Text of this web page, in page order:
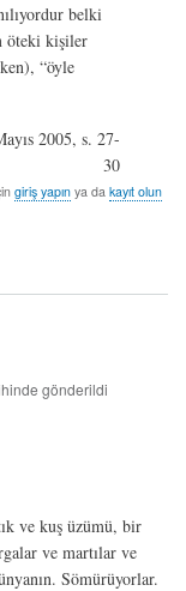
belki
öteki kişiler
“öyle
2005, s. 27-
30
giriş yapınya da kayıt olun
gönderildi
ve kuş üzümü, bir
ve martılar ve
Sömürüyorlar.